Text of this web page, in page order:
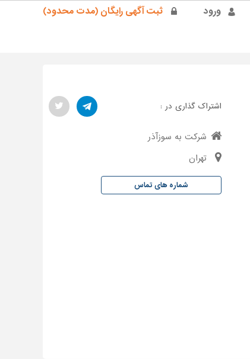
ورود ثبت آگهی رایگان (مدت محدود)
اشتراک گذاری در :
شرکت به سوزآذر
تهران
شماره های تماس